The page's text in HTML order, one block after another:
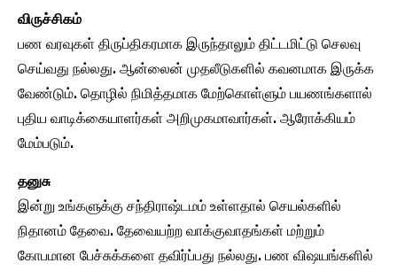
விருச்சிகம்
பண வரவுகள் திருப்திகரமாக இருந்தாலும் திட்டமிட்டு செலவு
செய்வது நல்லது. ஆன்லைன் முதலீடுகளில் கவனமாக இருக்க
வேண்டும். தொழில் நிமித்தமாக மேற்கொள்ளும் பயணங்களால்
புதிய வாடிக்கையாளர்கள் அறிமுகமாவார்கள். ஆரோக்கியம்
மேம்படும்.
தனுசு
இன்று உங்களுக்கு சந்திராஷ்டமம் உள்ளதால் செயல்களில்
நிதானம் தேவை. தேவையற்ற வாக்குவாதங்கள் மற்றும்
கோபமான பேச்சுக்களை தவிர்ப்பது நல்லது. பண விஷயங்களில்